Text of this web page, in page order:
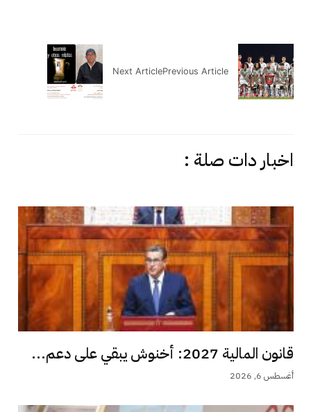
Previous Article
Next Article
اخبار دات صلة :
قانون المالية 2027: أخنوش يبقي على دعم...
أغسطس 6, 2026